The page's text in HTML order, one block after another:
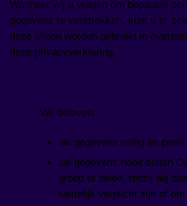
Wanneer wij u vragen om bepaalde
gegevens te verstrekken, kunt u er
deze alleen worden gebruikt in
deze privacyverklaring.
Wij beloven:
uw gegevens veilig en privé
uw gegevens nooit buiten
groep te delen, tenzij wij
wettelijk verplicht zijn of om